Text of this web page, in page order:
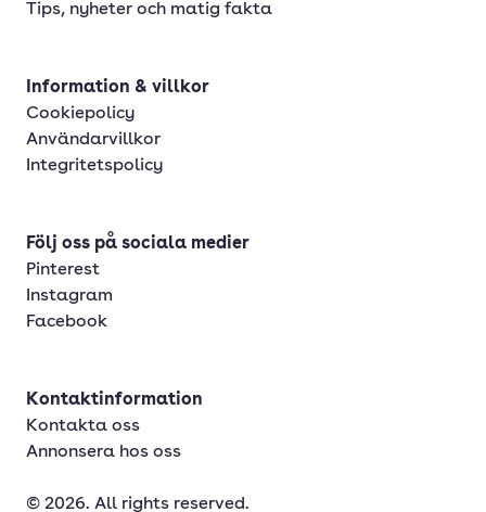
Tips, nyheter och matig fakta
Information & villkor
Cookiepolicy
Användarvillkor
Integritetspolicy
Följ oss på sociala medier
Pinterest
Instagram
Facebook
Kontaktinformation
Kontakta oss
Annonsera hos oss
© 2026. All rights reserved.